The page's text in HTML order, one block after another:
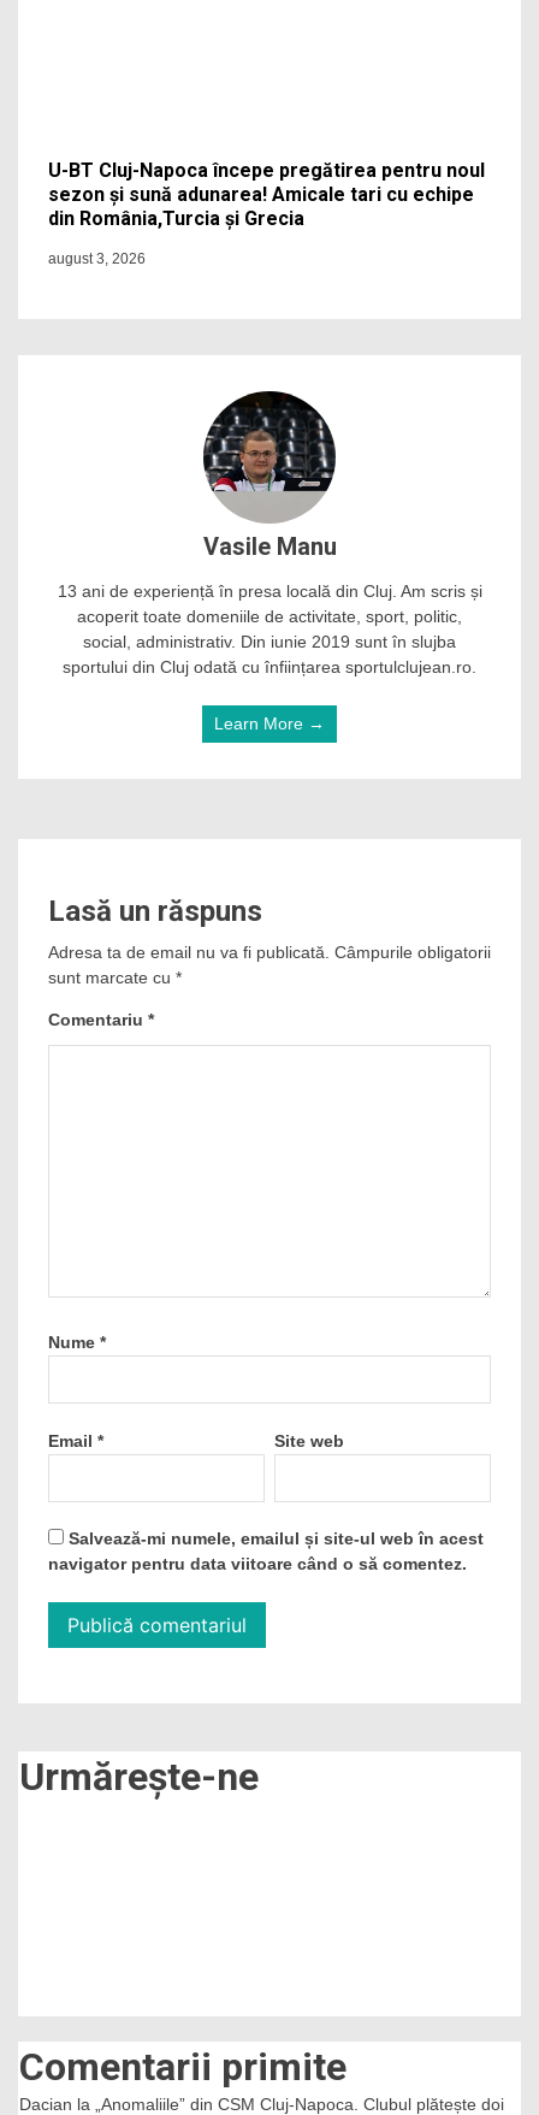
U-BT Cluj-Napoca începe pregătirea pentru noul
sezon și sună adunarea! Amicale tari cu echipe
din România,Turcia și Grecia
august 3, 2026
Vasile Manu
13 ani de experiență în presa locală din Cluj. Am scris și
acoperit toate domeniile de activitate, sport, politic,
social, administrativ. Din iunie 2019 sunt în slujba
sportului din Cluj odată cu înființarea sportulclujean.ro.
Learn More →
Lasă un răspuns
Adresa ta de email nu va fi publicată. Câmpurile obligatorii
sunt marcate cu *
Comentariu *
Nume *
Email * Site web
Salvează-mi numele, emailul și site-ul web în acest
navigator pentru data viitoare când o să comentez.
Urmărește-ne
Comentarii primite
Dacian la
„Anomaliile” din CSM Cluj-Napoca. Clubul plătește doi